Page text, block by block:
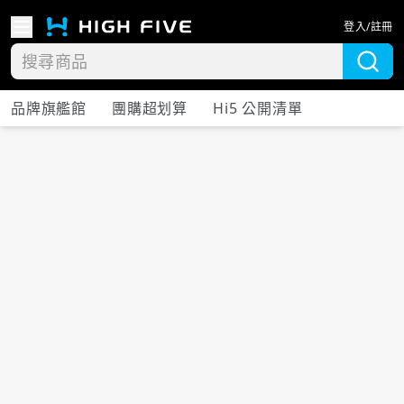
登入/註冊
品牌旗艦館 團購超划算 Hi5 公開清單